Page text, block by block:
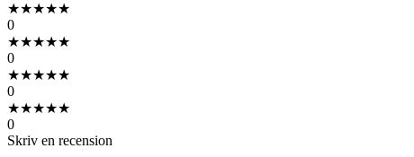
★★★★★
0
★★★★★
0
★★★★★
0
★★★★★
0
Skriv en recension